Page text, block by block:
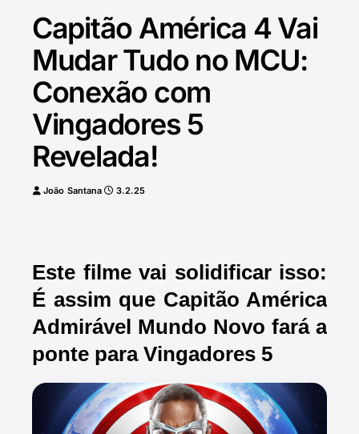
Capitão América 4 Vai
Mudar Tudo no MCU:
Conexão com
Vingadores 5
Revelada!
João Santana 3.2.25
Este filme vai solidificar isso:
É assim que Capitão América
Admirável Mundo Novo fará a
ponte para Vingadores 5